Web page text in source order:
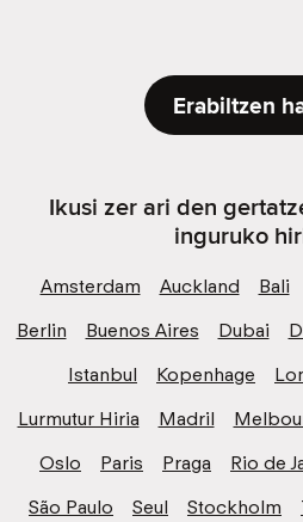
Erabiltzen
Ikusi zer ari den
inguruko
Amsterdam Auckland Bali
Berlin
Buenos Aires Dubai
Istanbul
Kopenhage
Lurmutur Hiria
Madril
Oslo
Paris Praga Rio de
São Paulo
Seul Stockholm